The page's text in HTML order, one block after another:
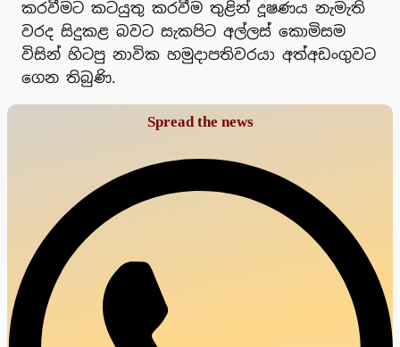
කරවීමට කටයුතු කරවීම තුළින් දූෂණය නැමැති
වරද සිදුකළ බවට සැකපිට අල්ලස් කොමිසම
විසින් හිටපු නාවික හමුදාපතිවරයා අත්අඩංගුවට
ගෙන තිබුණි.
Spread the news